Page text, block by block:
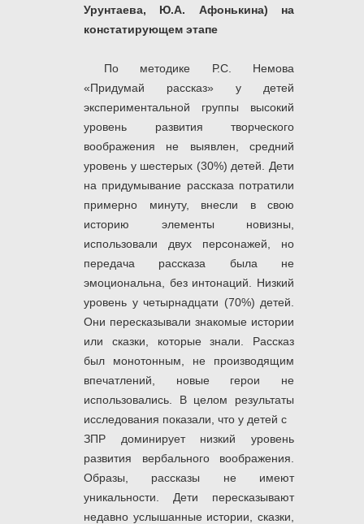
Урунтаева, Ю.А. Афонькина) на
констатирующем этапе
По методике Р.С. Немова
«Придумай рассказ» у детей
экспериментальной группы высокий
уровень развития творческого
воображения не выявлен, средний
уровень у шестерых (30%) детей. Дети
на придумывание рассказа потратили
примерно минуту, внесли в свою
историю элементы новизны,
использовали двух персонажей, но
передача рассказа была не
эмоциональна, без интонаций. Низкий
уровень у четырнадцати (70%) детей.
Они пересказывали знакомые истории
или сказки, которые знали. Рассказ
был монотонным, не производящим
впечатлений, новые герои не
использовались. В целом результаты
исследования показали, что у детей с
ЗПР доминирует низкий уровень
развития вербального воображения.
Образы, рассказы не имеют
уникальности. Дети пересказывают
недавно услышанные истории, сказки,